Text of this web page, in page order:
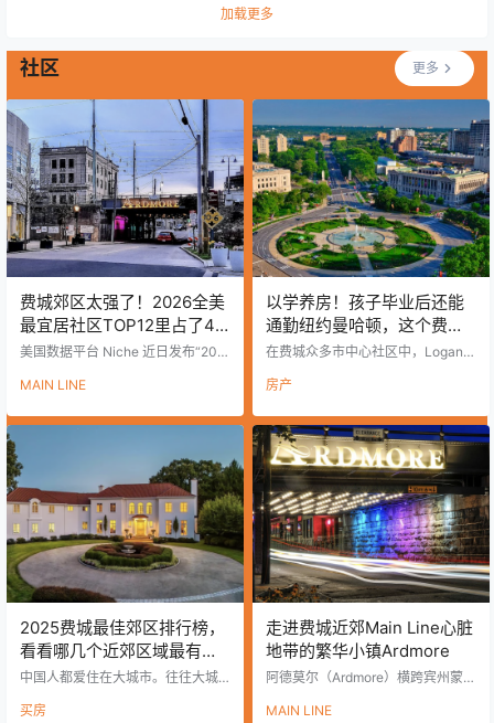
元，领投方为…
成为美国最值得关注的创业城市之
加载更多
社区 更多
费城郊区太强了！2026全美
最宜居社区TOP12里占了4
个！
美国数据平台 Niche 近日发布“202
o Live in America）”榜单。结果显
共有4个社区进入全美前12名，占据
Ardmore 位列第7 Devon 位列第8 P
enn Wynne 位列第9 Chesterbrook
位列第12 其中，Chesterbrook曾在
2…
MAIN LINE
以学养房！孩子毕业后还能
通勤纽约曼哈顿，这个费城
社区太香了！
在费城众多市中心社区中，Logan S
投资者关注的区域。原因很简单：
备长期投资价值。 对于很多华人和
中国留学生家庭来说，如果一套房
子既能在孩子上学期间自住，又能
在毕业后继续作为优质资产持有甚
至出租，那么这就是典型的“以学养
房”。 而Logan Square正具备这样
的条件。 走进社区，你会发现： 这
里不像很多市中心那样嘈杂拥挤，
而…
房产
2025费城最佳郊区排行榜，
看看哪几个近郊区域最有升
值潜力！
中国人都爱住在大城市。往往大城
看不起郊县城的，县城的又看不起
买房
走进费城近郊Main Line心脏
地带的繁华小镇Ardmore
阿德莫尔（Ardmore）横跨宾州蒙哥
特拉华郡（Delaware County）的
MAIN LINE